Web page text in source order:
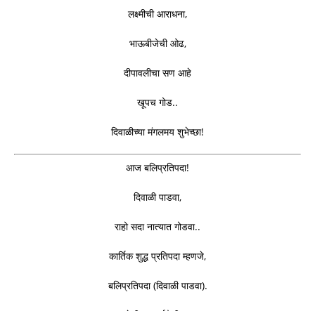
लक्ष्मीची आराधना,
भाऊबीजेची ओढ,
दीपावलीचा सण आहे
खूपच गोड..
दिवाळीच्या मंगलमय शुभेच्छा!
आज बलिप्रतिपदा!
दिवाळी पाडवा,
राहो सदा नात्यात गोडवा..
कार्तिक शुद्ध प्रतिपदा म्हणजे,
बलिप्रतिपदा (दिवाळी पाडवा).